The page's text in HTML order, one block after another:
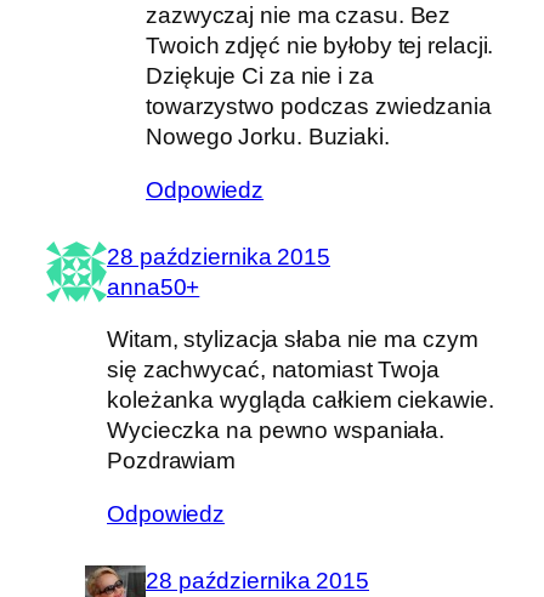
zazwyczaj nie ma czasu. Bez
Twoich zdjęć nie byłoby tej relacji.
Dziękuje Ci za nie i za
towarzystwo podczas zwiedzania
Nowego Jorku. Buziaki.
Odpowiedz
28 października 2015
anna50+
Witam, stylizacja słaba nie ma czym
się zachwycać, natomiast Twoja
koleżanka wygląda całkiem ciekawie.
Wycieczka na pewno wspaniała.
Pozdrawiam
Odpowiedz
28 października 2015